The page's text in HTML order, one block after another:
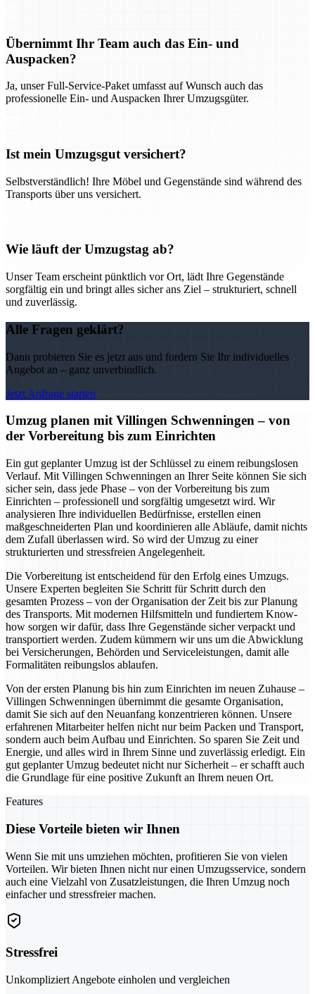
Übernimmt Ihr Team auch das Ein- und
Auspacken?
Ja, unser Full-Service-Paket umfasst auf Wunsch auch das
professionelle Ein- und Auspacken Ihrer Umzugsgüter.
Ist mein Umzugsgut versichert?
Selbstverständlich! Ihre Möbel und Gegenstände sind während des
Transports über uns versichert.
Wie läuft der Umzugstag ab?
Unser Team erscheint pünktlich vor Ort, lädt Ihre Gegenstände
sorgfältig ein und bringt alles sicher ans Ziel – strukturiert, schnell
und zuverlässig.
Alle Fragen geklärt?
Dann probieren Sie es jetzt aus und fordern Sie Ihr individuelles
Angebot an – ganz unverbindlich.
Jetzt Anfrage starten
Umzug planen mit Villingen Schwenningen – von
der Vorbereitung bis zum Einrichten
Ein gut geplanter Umzug ist der Schlüssel zu einem reibungslosen
Verlauf. Mit Villingen Schwenningen an Ihrer Seite können Sie sich
sicher sein, dass jede Phase – von der Vorbereitung bis zum
Einrichten – professionell und sorgfältig umgesetzt wird. Wir
analysieren Ihre individuellen Bedürfnisse, erstellen einen
maßgeschneiderten Plan und koordinieren alle Abläufe, damit nichts
dem Zufall überlassen wird. So wird der Umzug zu einer
strukturierten und stressfreien Angelegenheit.
Die Vorbereitung ist entscheidend für den Erfolg eines Umzugs.
Unsere Experten begleiten Sie Schritt für Schritt durch den
gesamten Prozess – von der Organisation der Zeit bis zur Planung
des Transports. Mit modernen Hilfsmitteln und fundiertem Know-
how sorgen wir dafür, dass Ihre Gegenstände sicher verpackt und
transportiert werden. Zudem kümmern wir uns um die Abwicklung
bei Versicherungen, Behörden und Serviceleistungen, damit alle
Formalitäten reibungslos ablaufen.
Von der ersten Planung bis hin zum Einrichten im neuen Zuhause –
Villingen Schwenningen übernimmt die gesamte Organisation,
damit Sie sich auf den Neuanfang konzentrieren können. Unsere
erfahrenen Mitarbeiter helfen nicht nur beim Packen und Transport,
sondern auch beim Aufbau und Einrichten. So sparen Sie Zeit und
Energie, und alles wird in Ihrem Sinne und zuverlässig erledigt. Ein
gut geplanter Umzug bedeutet nicht nur Sicherheit – er schafft auch
die Grundlage für eine positive Zukunft an Ihrem neuen Ort.
Features
Diese Vorteile bieten wir Ihnen
Wenn Sie mit uns umziehen möchten, profitieren Sie von vielen
Vorteilen. Wir bieten Ihnen nicht nur einen Umzugsservice, sondern
auch eine Vielzahl von Zusatzleistungen, die Ihren Umzug noch
einfacher und stressfreier machen.
Stressfrei
Unkompliziert Angebote einholen und vergleichen